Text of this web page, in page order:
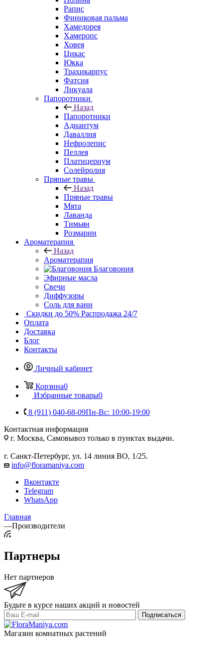
Рапис
Финиковая пальма
Хамедорея
Хамеропс
Ховея
Цикас
Юкка
Трахикарпус
Фатсия
Ликуала
Папоротники
Назад
Папоротники
Адиантум
Даваллия
Нефролепис
Пеллея
Платицериум
Солейролия
Пряные травы
Назад
Пряные травы
Мята
Лаванда
Тимьян
Розмарин
Ароматерапия
Назад
Ароматерапия
Благовония
Эфирные масла
Свечи
Диффузоры
Соль для ванн
Скидки до 50% Распродажа 24/7
Оплата
Доставка
Блог
Контакты
Личный кабинет
Корзина0
Избранные товары0
8 (911) 040-68-09Пн-Вс: 10:00-19:00
Контактная информация
г. Москва, Самовывоз только в пунктах выдачи.
г. Санкт-Петербург, ул. 14 линия ВО, 1/25.
info@floramaniya.com
Вконтакте
Telegram
WhatsApp
Главная
—Производители
Партнеры
Нет партнеров
Будьте в курсе наших акций и новостей
Подписаться
Магазин комнатных растений